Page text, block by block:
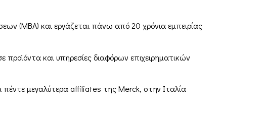
(ΜΒΑ) και εργάζεται πάνω από 20 χρόνια εμπειρίας
και υπηρεσίες διαφόρων επιχειρηματικών
μεγαλύτερα affiliates της Merck, στην Ιταλία